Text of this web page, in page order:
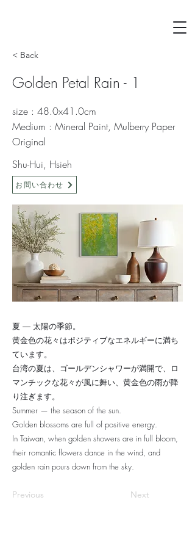
< Back
Golden Petal Rain - 1
size : 48.0x41.0cm
Medium : Mineral Paint, Mulberry Paper
Original
Shu-Hui, Hsieh
お問い合わせ
夏 ― 太陽の季節。
黄金色の花々はポジティブなエネルギーに満ち
ています。
台湾の夏は、ゴールデンシャワーが満開で、ロ
マンチックな花々が風に舞い、黄金色の雨が降
り注ぎます。
Summer — the season of the sun.
Golden blossoms are full of positive energy.
In Taiwan, when golden showers are in full bloom,
their romantic flowers dance in the wind, and
golden rain pours down from the sky.
Previous Next